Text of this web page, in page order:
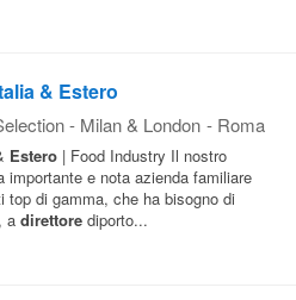
& Estero
- Milan & London - Roma
Estero | Food Industry Il nostro
importante e nota azienda familiare
top di gamma, che ha bisogno di
a direttore diporto...